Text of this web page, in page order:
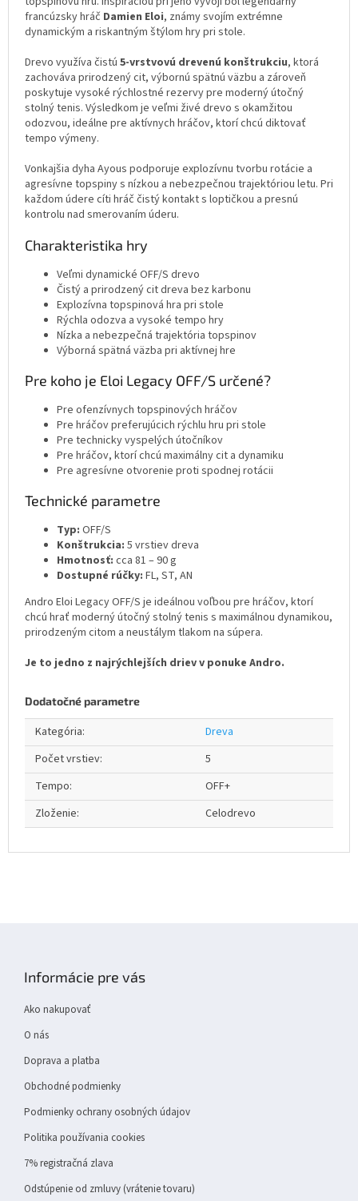
francúzsky hráč Damien Eloi, známy svojím extrémne
dynamickým a riskantným štýlom hry pri stole.
Drevo využíva čistú 5-vrstvovú drevenú konštrukciu, ktorá
zachováva prirodzený cit, výbornú spätnú väzbu a zároveň
poskytuje vysoké rýchlostné rezervy pre moderný útočný
stolný tenis. Výsledkom je veľmi živé drevo s okamžitou
odozvou, ideálne pre aktívnych hráčov, ktorí chcú diktovať
tempo výmeny.
Vonkajšia dyha Ayous podporuje explozívnu tvorbu rotácie a
agresívne topspiny s nízkou a nebezpečnou trajektóriou letu. Pri
každom údere cíti hráč čistý kontakt s loptičkou a presnú
kontrolu nad smerovaním úderu.
Charakteristika hry
Veľmi dynamické OFF/S drevo
Čistý a prirodzený cit dreva bez karbonu
Explozívna topspinová hra pri stole
Rýchla odozva a vysoké tempo hry
Nízka a nebezpečná trajektória topspinov
Výborná spätná väzba pri aktívnej hre
Pre koho je Eloi Legacy OFF/S určené?
Pre ofenzívnych topspinových hráčov
Pre hráčov preferujúcich rýchlu hru pri stole
Pre technicky vyspelých útočníkov
Pre hráčov, ktorí chcú maximálny cit a dynamiku
Pre agresívne otvorenie proti spodnej rotácii
Technické parametre
Typ: OFF/S
Konštrukcia: 5 vrstiev dreva
Hmotnosť: cca 81 – 90 g
Dostupné rúčky: FL, ST, AN
Andro Eloi Legacy OFF/S je ideálnou voľbou pre hráčov, ktorí
chcú hrať moderný útočný stolný tenis s maximálnou dynamikou,
prirodzeným citom a neustálym tlakom na súpera.
Je to jedno z najrýchlejších driev v ponuke Andro.
Dodatočné parametre
Kategória:
Dreva
Počet vrstiev:
5
Tempo:
OFF+
Zloženie: Celodrevo
Informácie pre vás
Ako nakupovať
O nás
Doprava a platba
Obchodné podmienky
Podmienky ochrany osobných údajov
Politika používania cookies
7% registračná zlava
Odstúpenie od zmluvy (vrátenie tovaru)